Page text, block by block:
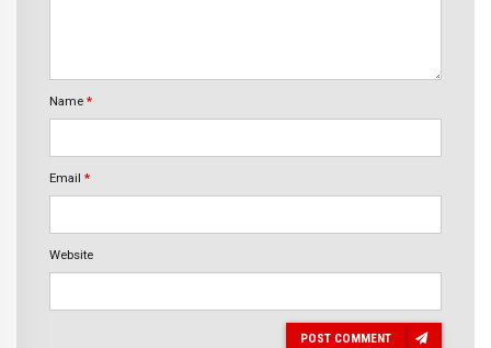
Name *
Email *
Website
POST COMMENT